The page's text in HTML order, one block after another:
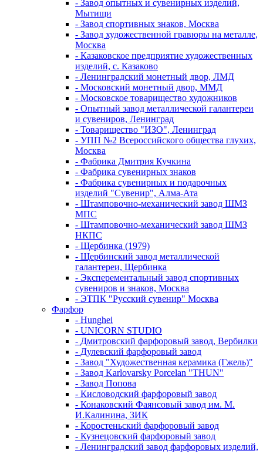
- Завод опытных и сувенирных изделий,
Мытищи
- Завод спортивных знаков, Москва
- Завод художественной гравюры на металле,
Москва
- Казаковское предприятие художественных
изделий, с. Казаково
- Ленинградский монетный двор, ЛМД
- Московский монетный двор, ММД
- Московское товарищество художников
- Опытный завод металлической галантереи
и сувениров, Ленинград
- Товарищество "ИЗО", Ленинград
- УПП №2 Всероссийского общества глухих,
Москва
- Фабрика Дмитрия Кучкина
- Фабрика сувенирных знаков
- Фабрика сувенирных и подарочных
изделий "Сувенир", Алма-Ата
- Штамповочно-механический завод ШМЗ
МПС
- Штамповочно-механический завод ШМЗ
НКПС
- Щербинка (1979)
- Щербинский завод металлической
галантереи, Щербинка
- Эксперементальный завод спортивных
сувениров и знаков, Москва
- ЭТПК "Русский сувенир" Москва
Фарфор
- Hunghei
- UNICORN STUDIO
- Дмитровский фарфоровый завод, Вербилки
- Дулевский фарфоровый завод
- Завод "Художественная керамика (Гжель)"
- Завод Karlovarsky Porcelan "THUN"
- Завод Попова
- Кисловодский фарфоровый завод
- Конаковский Фаянсовый завод им. М.
И.Калинина, ЗИК
- Коростеньский фарфоровый завод
- Кузнецовский фарфоровый завод
- Ленинградский завод фарфоровых изделий,